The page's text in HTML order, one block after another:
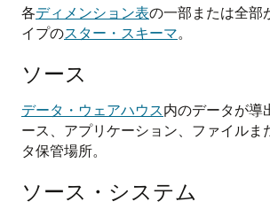
各ディメンション表の一部または全部
イプのスター・スキーマ。
ソース
データ・ウェアハウス内のデータが導
ース、アプリケーション、ファイルま
タ保管場所。
ソース・システム